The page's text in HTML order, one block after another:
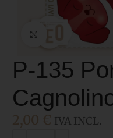
Click to enlarge
P-135
IVA INCL.